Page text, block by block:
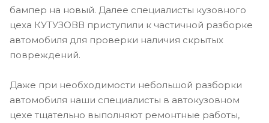
бампер на новый. Далее специалисты кузовного
цеха КУТУЗОВВ приступили к частичной разборке
автомобиля для проверки наличия скрытых
повреждений.
Даже при необходимости небольшой разборки
автомобиля наши специалисты в автокузовном
цехе тщательно выполняют ремонтные работы,